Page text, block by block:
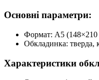
Основні параметри:
Формат: A5
Обкладинка: тверда,
Характеристики